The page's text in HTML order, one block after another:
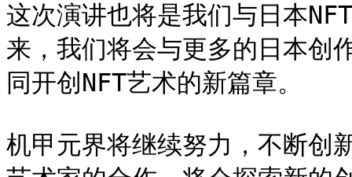
这次演讲也将是我们与日本
来，我们将会与更多的日本创
同开创NFT艺术的新篇章。
机甲元界将继续努力，不断创